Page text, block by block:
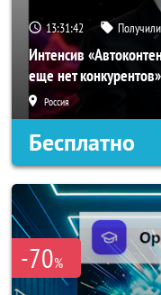
13:31:40
Интенсив
еще нет конкурентов»
Россия
Бесплатно
-70%